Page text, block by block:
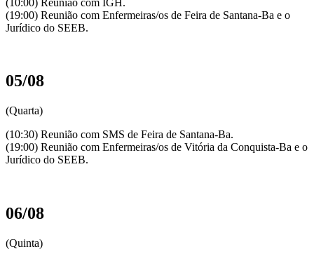
(19:00) Reunião com Enfermeiras/os de Feira de Santana-Ba e o
Jurídico do SEEB.
05/08
(Quarta)
(10:30) Reunião com SMS de Feira de Santana-Ba.
(19:00) Reunião com Enfermeiras/os de Vitória da Conquista-Ba e o
Jurídico do SEEB.
06/08
(Quinta)